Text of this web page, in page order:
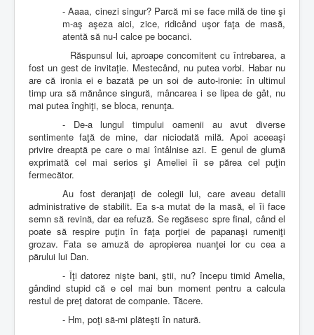
- Aaaa, cinezi singur? Parcă mi se face milă de tine şi
m-aş aşeza aici, zice, ridicând uşor faţa de masă,
atentă să nu-l calce pe bocanci.
Răspunsul lui, aproape concomitent cu întrebarea, a
fost un gest de invitaţie. Mestecând, nu putea vorbi. Habar nu
are că ironia ei e bazată pe un soi de auto-ironie: în ultimul
timp ura să mănânce singură, mâncarea i se lipea de gât, nu
mai putea înghiţi, se bloca, renunţa.
- De-a lungul timpului oamenii au avut diverse
sentimente faţă de mine, dar niciodată milă. Apoi aceeaşi
privire dreaptă pe care o mai întâlnise azi. E genul de glumă
exprimată cel mai serios şi Ameliei îi se părea cel puţin
fermecător.
Au fost deranjaţi de colegii lui, care aveau detalii
administrative de stabilit. Ea s-a mutat de la masă, el îi face
semn să revină, dar ea refuză. Se regăsesc spre final, când el
poate să respire puţin în faţa porţiei de papanaşi rumeniţi
grozav. Fata se amuză de apropierea nuanţei lor cu cea a
părului lui Dan.
- Îţi datorez nişte bani, ştii, nu? începu timid Amelia,
gândind stupid că e cel mai bun moment pentru a calcula
restul de preţ datorat de companie. Tăcere.
- Hm, poţi să-mi plăteşti în natură.